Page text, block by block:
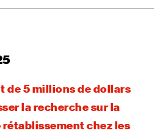
de 5 millions de dollars
la recherche sur la
chez les